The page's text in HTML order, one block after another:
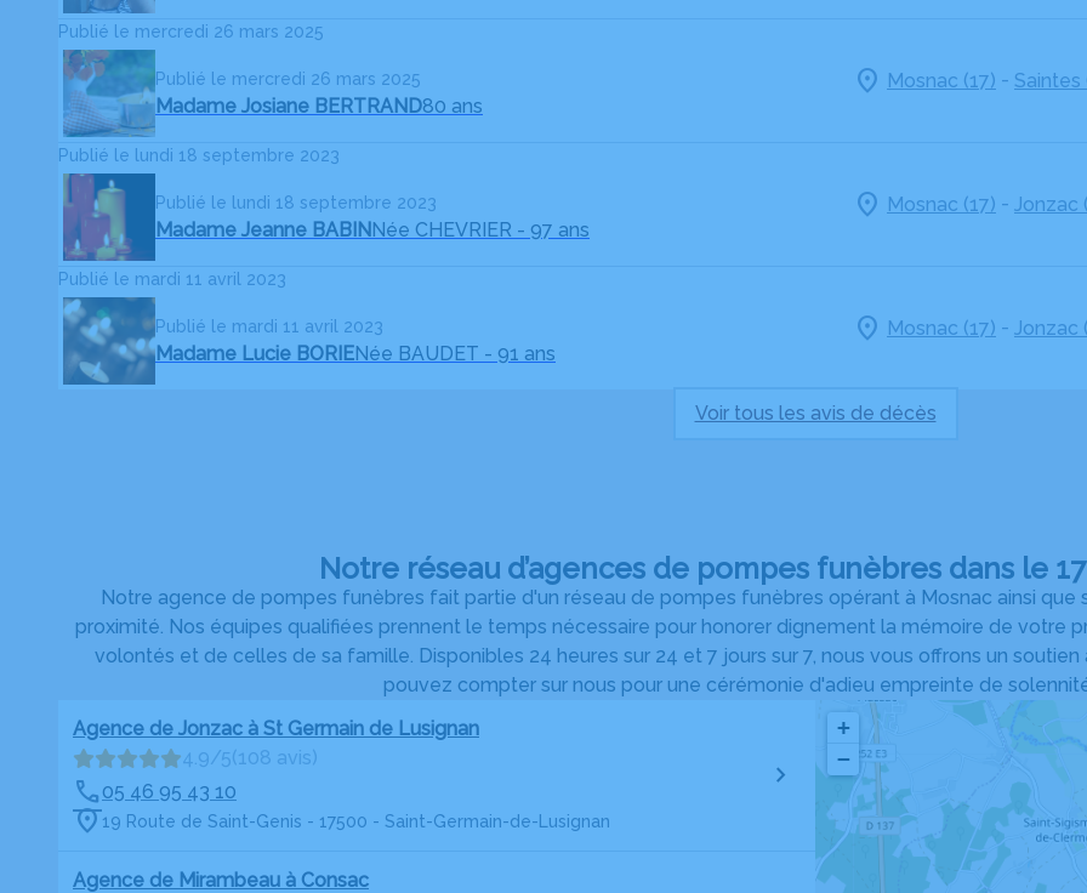
Publié le mercredi 26 mars 2025
Publié le mercredi 26 mars 2025
Madame Josiane BERTRAND80 ans
Mosnac (17) - Saintes
Publié le lundi 18 septembre 2023
Publié le lundi 18 septembre 2023
Madame Jeanne BABIN Née CHEVRIER - 97 ans
Mosnac (17) - Jonzac
Publié le mardi 11 avril 2023
Publié le mardi 11 avril 2023
Madame Lucie BORIENée BAUDET - 91 ans
Mosnac (17) - Jonzac
Voir tous les avis de décès
Notre réseau d’agences de pompes funèbres dans le
Notre agence de pompes funèbres fait partie d'un réseau de pompes funèbres opérant à Mosnac ainsi
proximité. Nos équipes qualifiées prennent le temps nécessaire pour honorer dignement la mémoire de votre
volontés et de celles de sa famille. Disponibles 24 heures sur 24 et 7 jours sur 7, nous vous offrons un
pouvez compter sur nous pour une cérémonie d'adieu empreinte de
Agence de Jonzac à St Germain de Lusignan
4.9/5(108 avis)
05 46 95 43 10
19 Route de Saint-Genis - 17500 - Saint-Germain-de-Lusignan
Agence de Mirambeau à Consac
+
−